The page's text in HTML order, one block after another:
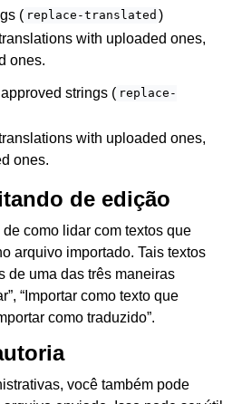
( replace-translated )
with uploaded ones,
ones.
strings ( replace-
with uploaded ones,
ones.
de edição
como lidar com textos que
arquivo importado. Tais textos
de uma das três maneiras
“Importar como texto que
como traduzido”.
você também pode